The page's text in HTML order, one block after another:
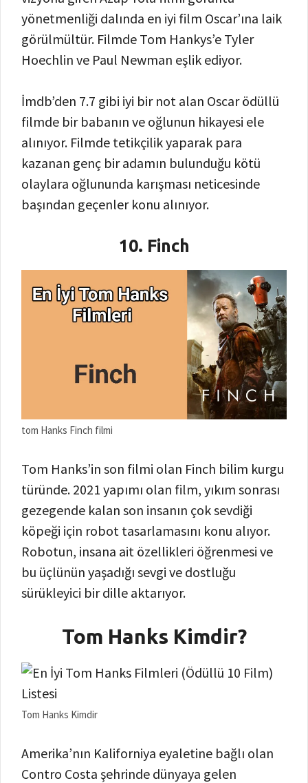
yönetmenliği dalında en iyi film Oscar’ına laik
görülmültür. Filmde Tom Hankys’e Tyler
Hoechlin ve Paul Newman eşlik ediyor.
İmdb’den 7.7 gibi iyi bir not alan Oscar ödüllü
filmde bir babanın ve oğlunun hikayesi ele
alınıyor. Filmde tetikçilik yaparak para
kazanan genç bir adamın bulunduğu kötü
olaylara oğlununda karışması neticesinde
başından geçenler konu alınıyor.
10. Finch
tom Hanks Finch filmi
Tom Hanks’in son filmi olan Finch bilim kurgu
türünde. 2021 yapımı olan film, yıkım sonrası
gezegende kalan son insanın çok sevdiği
köpeği için robot tasarlamasını konu alıyor.
Robotun, insana ait özellikleri öğrenmesi ve
bu üçlünün yaşadığı sevgi ve dostluğu
sürükleyici bir dille aktarıyor.
Tom Hanks Kimdir?
Tom Hanks Kimdir
Amerika’nın Kaliforniya eyaletine bağlı olan
Contro Costa şehrinde dünyaya gelen